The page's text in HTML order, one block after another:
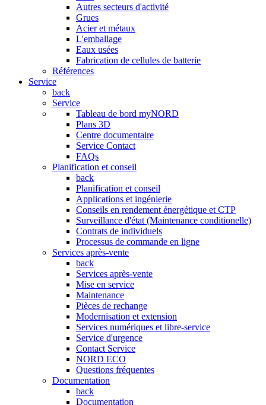
Autres secteurs d'activité
Grues
Acier et métaux
L'emballage
Eaux usées
Fabrication de cellules de batterie
Références
Service
back
Service
Tableau de bord myNORD
Plans 3D
Centre documentaire
Service Contact
FAQs
Planification et conseil
back
Planification et conseil
Applications et ingénierie
Conseils en rendement énergétique et CTP
Surveillance d'état (Maintenance conditionelle)
Contrats de individuels
Processus de commande en ligne
Services après-vente
back
Services après-vente
Mise en service
Maintenance
Pièces de rechange
Modernisation et extension
Services numériques et libre-service
Service d'urgence
Contact Service
NORD ECO
Questions fréquentes
Documentation
back
Documentation